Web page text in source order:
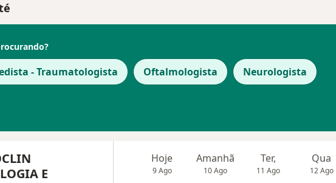
- Traumatologista Oftalmologista Neurologista
E
Hoje
9 Ago
Amanhã
10 Ago
Ter,
11 Ago
Qua
12 Ago